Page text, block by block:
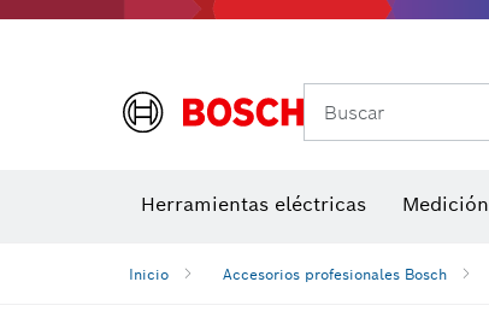
Buscar
Herramientas eléctricas Medición
Inicio Accesorios profesionales Bosch